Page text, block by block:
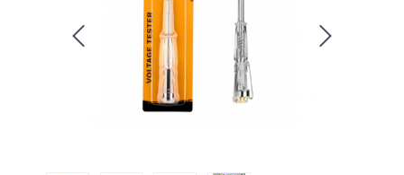
Рудаки 11 Шоурум DEKO
(кинотеатр Ватан) г. Душанбе